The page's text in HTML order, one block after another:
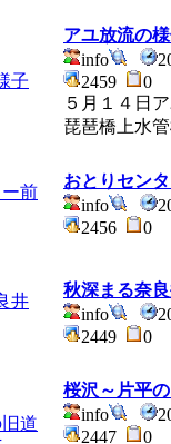
アユ放流の
info
2459
0
５月１４日
琵琶橋上水
おとりセン
info
2456
0
秋深まる奈
info
2449
0
桜沢～片平
info
2447
0